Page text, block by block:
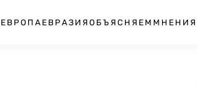
ЕВРОПА ЕВРАЗИЯ ОБЪЯСНЯЕМ МНЕНИЯ